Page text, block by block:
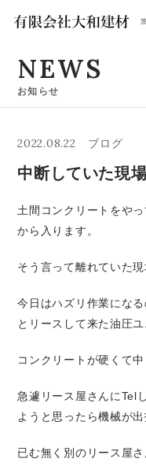
NEWS
お知らせ
2022.08.22 ブログ
中断していた現
土間コンクリートをや
から入ります。
そう言って離れていた
今日はハズリ作業にな
とリースして来た油圧
コンクリートが硬くて中
急遽リース屋さんにTel
ようと思ったら機械が
已む無く別のリース屋